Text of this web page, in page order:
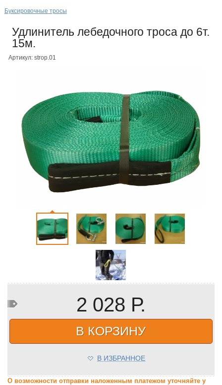
Буксировочные тросы
Удлинитель лебедочного троса до 6т.
15м.
Артикул: strop.01
2 028 Р.
В КОРЗИНУ
В ИЗБРАННОЕ
О возможности отправки наложенным платежом уточняйте у